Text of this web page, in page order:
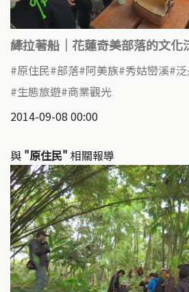
縴拉著船｜花蓮奇美部落的文化
原住民 部落 阿美族 秀姑巒溪
生態旅遊 商業觀光
2014-09-08 00:00
與 "原住民" 相關報導